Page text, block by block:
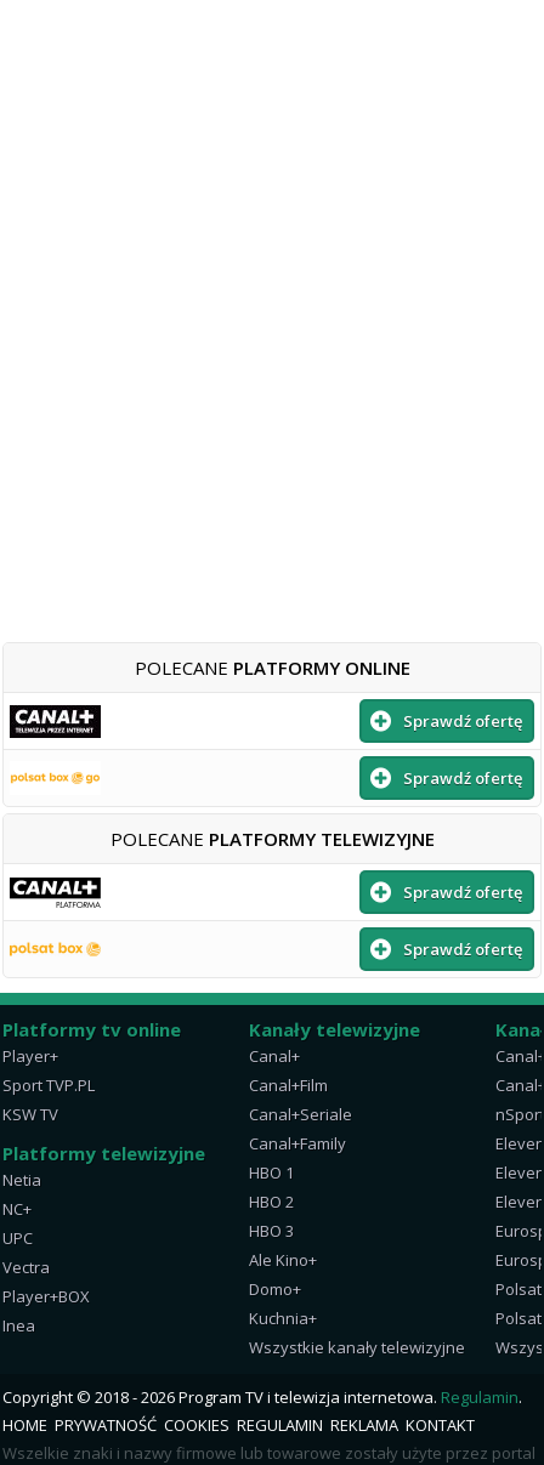
POLECANE PLATFORMY ONLINE
Sprawdź ofertę
Sprawdź ofertę
POLECANE PLATFORMY TELEWIZYJNE
Sprawdź ofertę
Sprawdź ofertę
Platformy tv online
Player+
Sport TVP.PL
KSW TV
Platformy telewizyjne
Netia
NC+
UPC
Vectra
Player+BOX
Inea
Kanały telewizyjne
Canal+
Canal+Film
Canal+Seriale
Canal+Family
HBO 1
HBO 2
HBO 3
Ale Kino+
Domo+
Kuchnia+
Wszystkie kanały telewizyjne
Copyright © 2018 - 2026 Program TV i telewizja internetowa. Regulamin.
HOME PRYWATNOŚĆ COOKIES REGULAMIN REKLAMA KONTAKT
Wszelkie znaki i nazwy firmowe lub towarowe zostały użyte przez portal